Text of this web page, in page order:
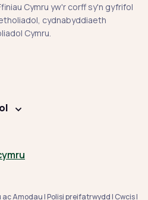
Cymru yw'r corff sy'n gyfrifol
cydnabyddiaeth
Cymru.
ac Amodau|Polisi preifatrwydd| Cwcis|